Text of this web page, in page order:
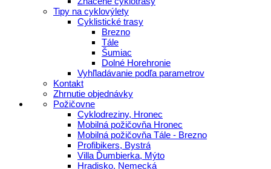
Tipy na cyklovýlety
Cyklistické trasy
Brezno
Tále
Šumiac
Dolné Horehronie
Vyhľladávanie podľa parametrov
Kontakt
Zhrnutie objednávky
Požičovne
Cyklodreziny, Hronec
Mobilná požičovňa Hronec
Mobilná požičovňa Tále - Brezno
Profibikers, Bystrá
Villa Ďumbierka, Mýto
Hradisko, Nemecká